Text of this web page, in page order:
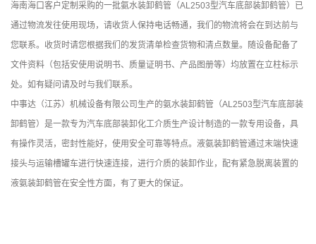
海南海口客户定制采购的一批氨水装卸鹤管（AL2503型汽车底部装卸鹤管）已
通过物流发往使用现场，请收货人保持电话畅通，我们的物流将会在到达前与
您联系。收货时请您根据我们的发货清单检查货物和清点数量。随设备配备了
文件资料（包括安使用说明书、质量证明书、产品图册等）均放置在立柱标示
处。如有疑问请及时与我们联系。
中事达（江苏）机械设备有限公司生产的氨水装卸鹤管（AL2503型汽车底部装
卸鹤管）是一款专为汽车底部装卸化工介质生产设计制造的一款专用设备，具
有操作灵活，密封性能好，使用安全可靠等特点。液氨装卸鹤管通过末端快速
接头与运输槽罐车进行快速连接，进行介质的装卸作业，配有紧急脱离装置的
液氨装卸鹤管在安全性方面，有了更大的保证。